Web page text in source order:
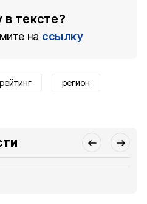
тексте?
на ссылку
рейтинг регион